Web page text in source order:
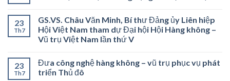
23
Th7
GS.VS. Châu Văn Minh, Bí thư Đảng ủy Liên hiệp
Hội Việt Nam tham dự Đại hội Hội Hàng không –
Vũ trụ Việt Nam lần thứ V
23
Th7
Đưa công nghệ hàng không – vũ trụ phục vụ phát
triển Thủ đô